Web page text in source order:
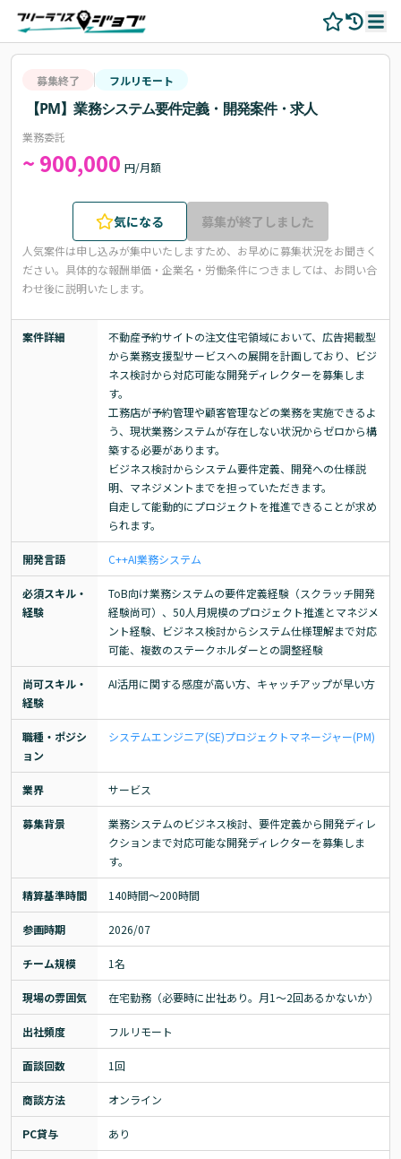
募集終了 フルリモート
【PM】業務システム要件定義・開発案件・求人
業務委託
~ 900,000 円/月額
気になる 募集が終了しました
人気案件は申し込みが集中いたしますため、お早めに募集状況をお聞きく
ださい。 具体的な報酬単価・企業名・労働条件につきましては、お問い合
わせ後に説明いたします。
案件詳細
不動産予約サイトの注文住宅領域において、広告掲載型
から業務支援型サービスへの展開を計画しており、ビジ
ネス検討から対応可能な開発ディレクターを募集しま
す。
工務店が予約管理や顧客管理などの業務を実施できるよ
う、現状業務システムが存在しない状況からゼロから構
築する必要があります。
ビジネス検討からシステム要件定義、開発への仕様説
明、マネジメントまでを担っていただきます。
自走して能動的にプロジェクトを推進できることが求め
られます。
開発言語 C++AI業務システム
必須スキル・
経験
ToB向け業務システムの要件定義経験（スクラッチ開発
経験尚可）、50人月規模のプロジェクト推進とマネジメ
ント経験、ビジネス検討からシステム仕様理解まで対応
可能、複数のステークホルダーとの調整経験
尚可スキル・
経験
AI活用に関する感度が高い方、キャッチアップが早い方
職種・ポジシ
ョン
システムエンジニア(SE)プロジェクトマネージャー(PM)
業界 サービス
募集背景
業務システムのビジネス検討、要件定義から開発ディレ
クションまで対応可能な開発ディレクターを募集しま
す。
精算基準時間 140時間〜200時間
参画時期 2026/07
チーム規模 1名
現場の雰囲気 在宅勤務（必要時に出社あり。月1～2回あるかないか）
出社頻度 フルリモート
面談回数 1回
商談方法 オンライン
PC貸与 あり